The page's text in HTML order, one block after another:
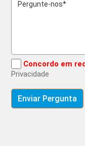
Concordo em
Privacidade